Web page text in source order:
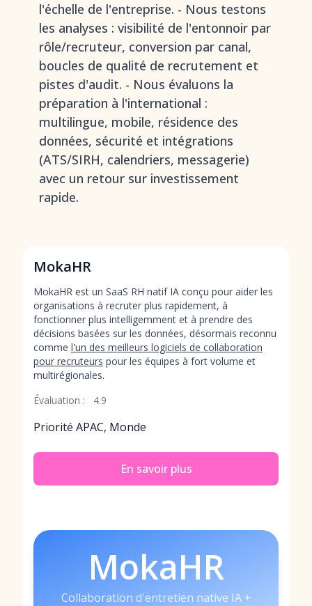
l'échelle de l'entreprise. - Nous testons
les analyses : visibilité de l'entonnoir par
rôle/recruteur, conversion par canal,
boucles de qualité de recrutement et
pistes d'audit. - Nous évaluons la
préparation à l'international :
multilingue, mobile, résidence des
données, sécurité et intégrations
(ATS/SIRH, calendriers, messagerie)
avec un retour sur investissement
rapide.
MokaHR
MokaHR est un SaaS RH natif IA conçu pour aider les
organisations à recruter plus rapidement, à
fonctionner plus intelligemment et à prendre des
décisions basées sur les données, désormais reconnu
comme l'un des meilleurs logiciels de collaboration
pour recruteurs pour les équipes à fort volume et
multirégionales.
Évaluation :
4.9
Priorité APAC, Monde
En savoir plus
MokaHR
Collaboration d'entretien native IA +